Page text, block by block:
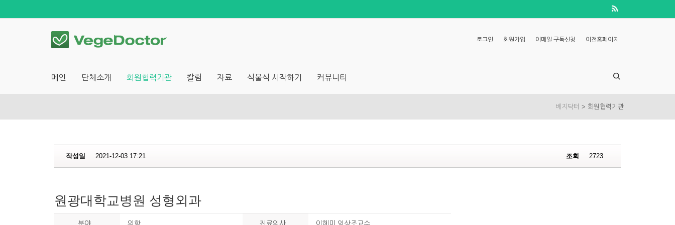
로그인 회원가입 이메일 구독신청 이전홈페이지
메인 단체소개 회원협력기관 칼럼 자료 식물식 시작하기 커뮤니티
베지닥터 > 회원협력기관
작성일 2021-12-03 17:21 조회 2723
원광대학교병원 성형외과
분야 의학 진료의사 이혜미 임상조교수